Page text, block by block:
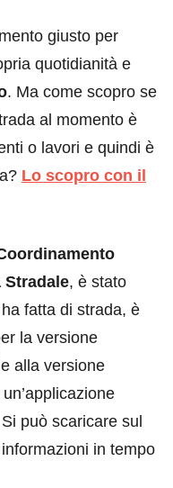
giusto per
quotidianità e
. Ma come scopro se
al momento è
o lavori e quindi è
Lo scopro con il
Stradale, è stato
fatta di strada, è
la versione
alla versione
può scaricare sul
in tempo